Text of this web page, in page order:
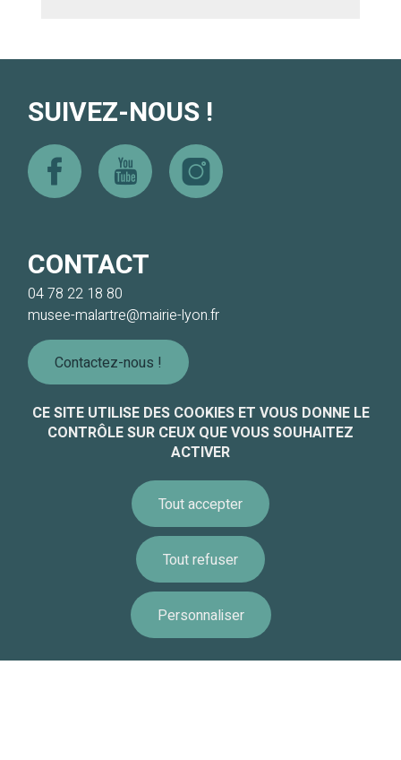
Information Calendrier
SUIVEZ-NOUS !
Facebook Youtube Instagram
CONTACT
04 78 22 18 80
musee-malartre@mairie-lyon.fr
Contactez-nous !
Équipe - Recrutement
Paramétrer les cookies
Politique de gestion des cookies
Accessibilité : non conforme
CE SITE UTILISE DES COOKIES ET VOUS DONNE LE
CONTRÔLE SUR CEUX QUE VOUS SOUHAITEZ
ACTIVER
Tout accepter
Tout refuser
Personnaliser